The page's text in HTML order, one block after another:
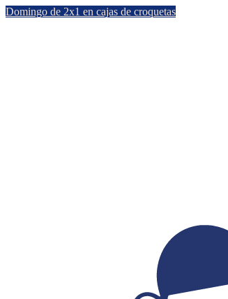
Domingo de 2x1 en cajas de croquetas